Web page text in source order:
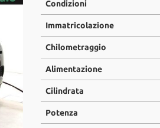
Condizioni
Immatricolazione
Chilometraggio
Alimentazione
Cilindrata
Potenza
luca.milivinti@centrauto.com
+39 329-1147714